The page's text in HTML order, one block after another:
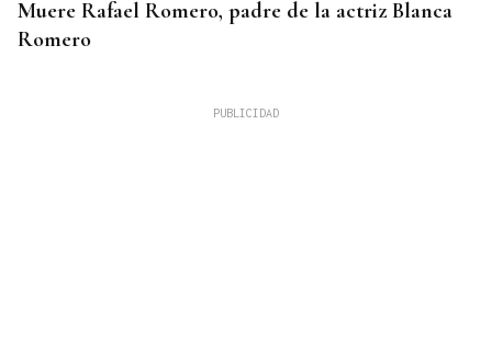
Muere Rafael Romero, padre de la actriz Blanca
Romero